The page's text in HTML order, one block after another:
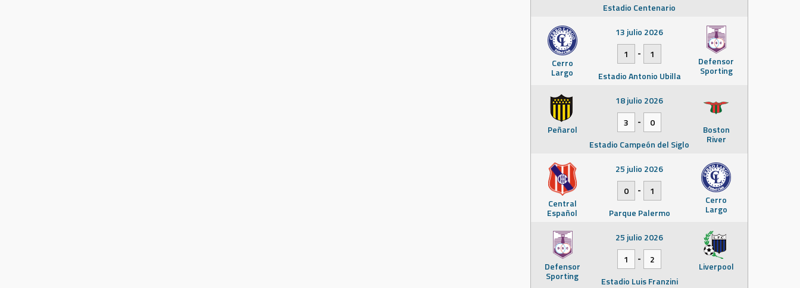
Estadio Centenario
Cerro
Largo
Defensor
Sporting
13 julio 2026
1
-
1
Estadio Antonio Ubilla
Peñarol Boston
River
18 julio 2026
3
-
0
Estadio Campeón del Siglo
Central
Español
Cerro
Largo
25 julio 2026
0
-
1
Parque Palermo
Defensor
Sporting
Liverpool
25 julio 2026
1
-
2
Estadio Luis Franzini